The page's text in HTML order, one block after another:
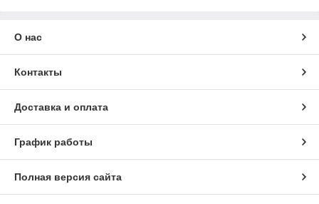
О нас
Контакты
Доставка и оплата
График работы
Полная версия сайта